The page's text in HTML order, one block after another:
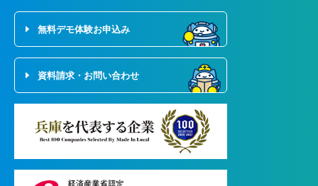
無料デモ体験お申込み
資料請求・お問い合わせ